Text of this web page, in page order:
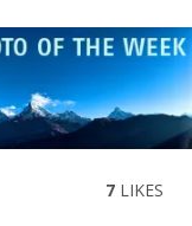
7 LIKES